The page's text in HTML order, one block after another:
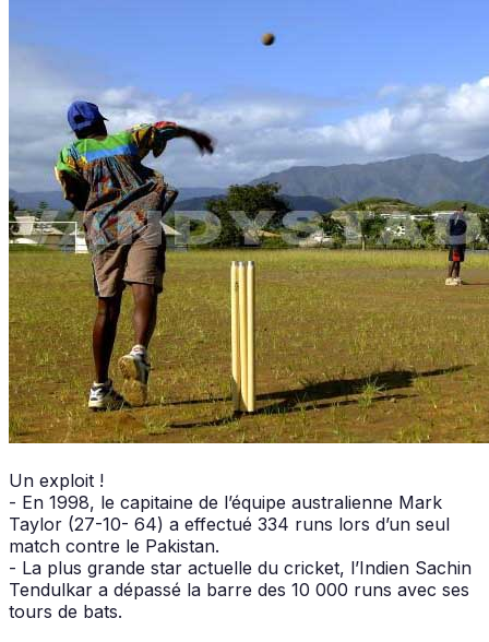
Un exploit !
- En 1998, le capitaine de l’équipe australienne Mark
Taylor (27-10- 64) a effectué 334 runs lors d’un seul
match contre le Pakistan.
- La plus grande star actuelle du cricket, l’Indien Sachin
Tendulkar a dépassé la barre des 10 000 runs avec ses
tours de bats.